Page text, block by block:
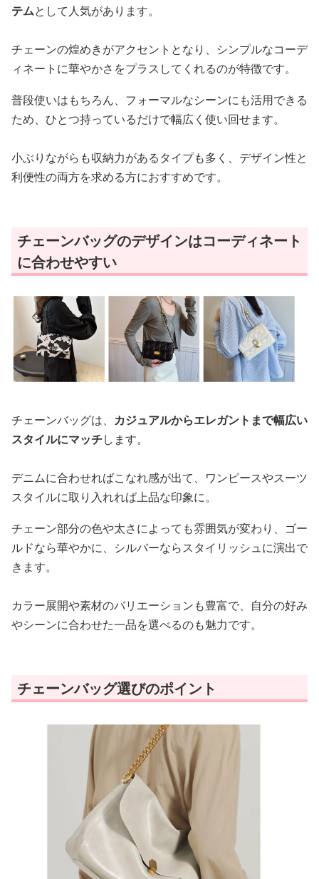
テムとして人気があります。
チェーンの煌めきがアクセントとなり、シンプルなコーデ
ィネートに華やかさをプラスしてくれるのが特徴です。
普段使いはもちろん、フォーマルなシーンにも活用できる
ため、ひとつ持っているだけで幅広く使い回せます。
小ぶりながらも収納力があるタイプも多く、デザイン性と
利便性の両方を求める方におすすめです。
チェーンバッグのデザインはコーディネート
に合わせやすい
チェーンバッグは、 カジュアルからエレガントまで幅広い
スタイルにマッチします。
デニムに合わせればこなれ感が出て、ワンピースやスーツ
スタイルに取り入れれば上品な印象に。
チェーン部分の色や太さによっても雰囲気が変わり、ゴー
ルドなら華やかに、シルバーならスタイリッシュに演出で
きます。
カラー展開や素材のバリエーションも豊富で、自分の好み
やシーンに合わせた一品を選べるのも魅力です。
チェーンバッグ選びのポイント